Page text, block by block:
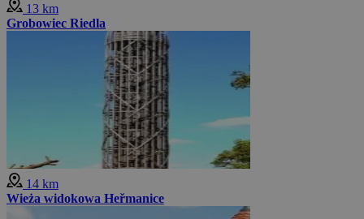
13 km
Grobowiec Riedla
14 km
Wieża widokowa Heřmanice